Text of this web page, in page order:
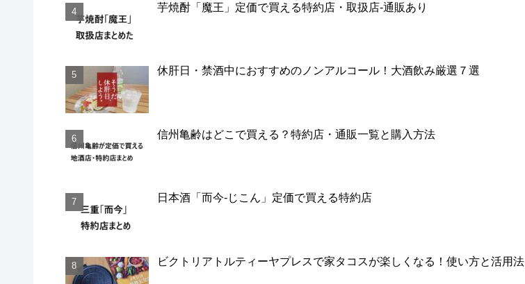
芋焼酎「魔王」定価で買える特約店・取扱店-通販あり
休肝日・禁酒中におすすめのノンアルコール！大酒飲み厳選７選
信州亀齢はどこで買える？特約店・通販一覧と購入方法
日本酒「而今-じこん」定価で買える特約店
ビクトリアトルティーヤプレスで家タコスが楽しくなる！使い方と活用法